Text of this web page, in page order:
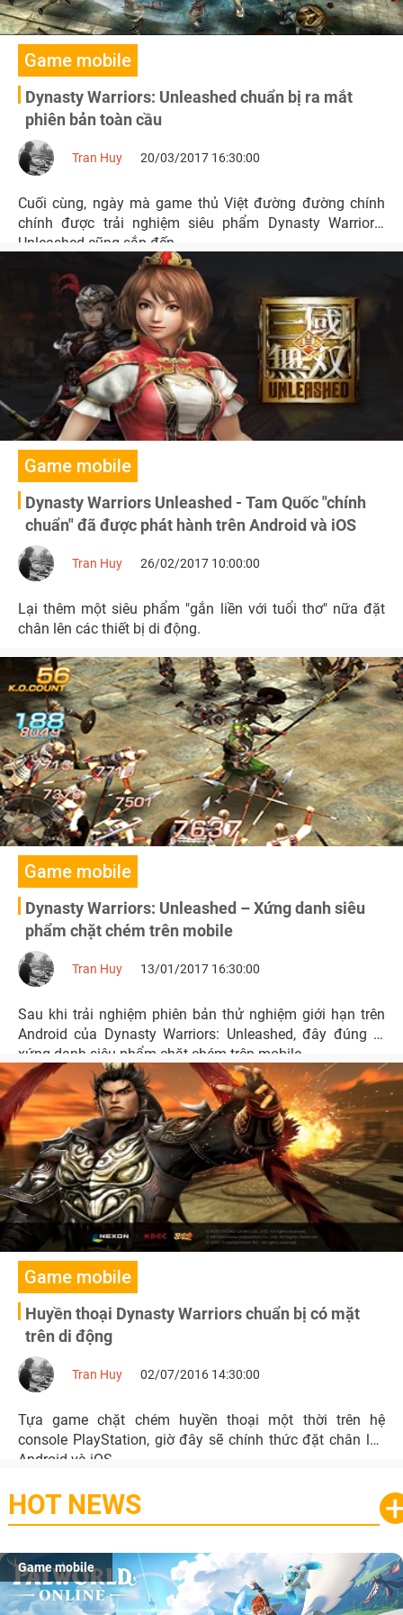
Game mobile
Dynasty Warriors: Unleashed chuẩn bị ra mắt
phiên bản toàn cầu
Tran Huy 20/03/2017 16:30:00
Cuối cùng, ngày mà game thủ Việt đường đường chính
chính được trải nghiệm siêu phẩm Dynasty Warriors:
Unleashed cũng sắp đến.
Game mobile
Dynasty Warriors Unleashed - Tam Quốc "chính
chuẩn" đã được phát hành trên Android và iOS
Tran Huy 26/02/2017 10:00:00
Lại thêm một siêu phẩm "gắn liền với tuổi thơ" nữa đặt
chân lên các thiết bị di động.
Game mobile
Dynasty Warriors: Unleashed – Xứng danh siêu
phẩm chặt chém trên mobile
Tran Huy 13/01/2017 16:30:00
Sau khi trải nghiệm phiên bản thử nghiệm giới hạn trên
Android của Dynasty Warriors: Unleashed, đây đúng là
xứng danh siêu phẩm chặt chém trên mobile.
Game mobile
Huyền thoại Dynasty Warriors chuẩn bị có mặt
trên di động
Tran Huy 02/07/2016 14:30:00
Tựa game chặt chém huyền thoại một thời trên hệ
console PlayStation, giờ đây sẽ chính thức đặt chân lên
Android và iOS.
HOT NEWS
Game mobile